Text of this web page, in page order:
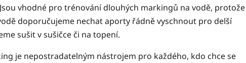
Jsou vhodné pro trénování dlouhých markingů na vodě, protože
doporučujeme nechat aporty řádně vyschnout pro delší
sušit v sušičce či na topení.
je nepostradatelným nástrojem pro každého, kdo chce se